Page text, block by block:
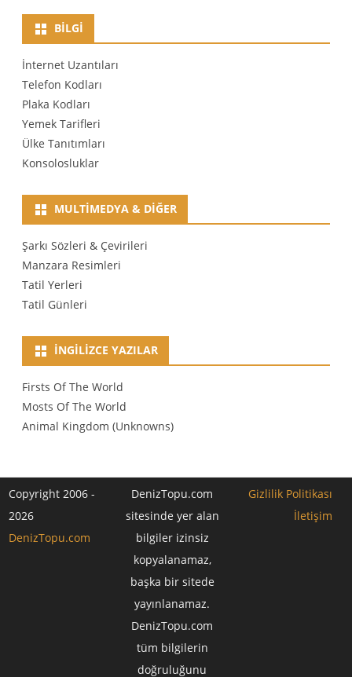
BILGI
İnternet Uzantıları
Telefon Kodları
Plaka Kodları
Yemek Tarifleri
Ülke Tanıtımları
Konsolosluklar
MULTIMEDYA & DIĞER
Şarkı Sözleri & Çevirileri
Manzara Resimleri
Tatil Yerleri
Tatil Günleri
İNGILIZCE YAZILAR
Firsts Of The World
Mosts Of The World
Animal Kingdom (Unknowns)
Copyright 2006 -
2026
DenizTopu.com
DenizTopu.com
sitesinde yer alan
bilgiler izinsiz
kopyalanamaz,
başka bir sitede
yayınlanamaz.
DenizTopu.com
tüm bilgilerin
doğruluğunu
Gizlilik Politikası
İletişim